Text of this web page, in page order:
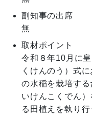
副知事の出席
無
取材ポイント
令和８年10月に
くけんのう）式
の水稲を栽培す
いけんこくでん
る田植えを執り行